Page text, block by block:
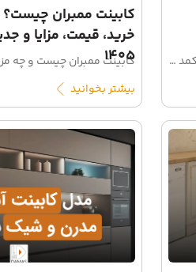
جدیدترین مدل‌های کمد دیواری ۲۰۲۶ شامل کمد دیواری مدرن، ریلی، سفید، آینه‌ای و مناسب اتاق کوچک را در داماس دیزاین ببینید. ایده طراحی، قیمت و نکات سفارش کمد دیواری.
کابینت ممبران
خرید، قیمت، مزایا و
۱۴۰۵
بیشتر بخوانید